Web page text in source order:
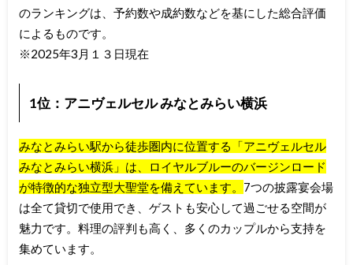
のランキングは、予約数や成約数などを基にした総合評価
によるものです。
※2025年3月１３日現在
1位：アニヴェルセル みなとみらい横浜
みなとみらい駅から徒歩圏内に位置する「アニヴェルセル
みなとみらい横浜」は、ロイヤルブルーのバージンロード
が特徴的な独立型大聖堂を備えています。 7つの披露宴会場
は全て貸切で使用でき、ゲストも安心して過ごせる空間が
魅力です。料理の評判も高く、多くのカップルから支持を
集めています。